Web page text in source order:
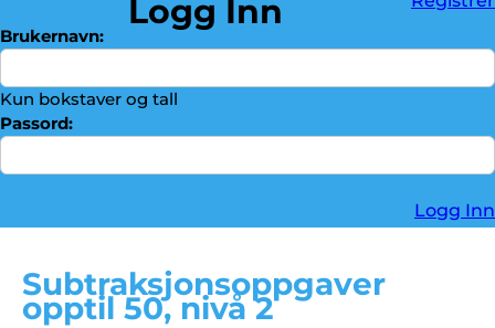
Logg Inn
Brukernavn:
Kun bokstaver og tall
Passord:
Logg Inn
Subtraksjonsoppgaver
opptil 50, nivå 2
► Troféskap
► Kontakt oss